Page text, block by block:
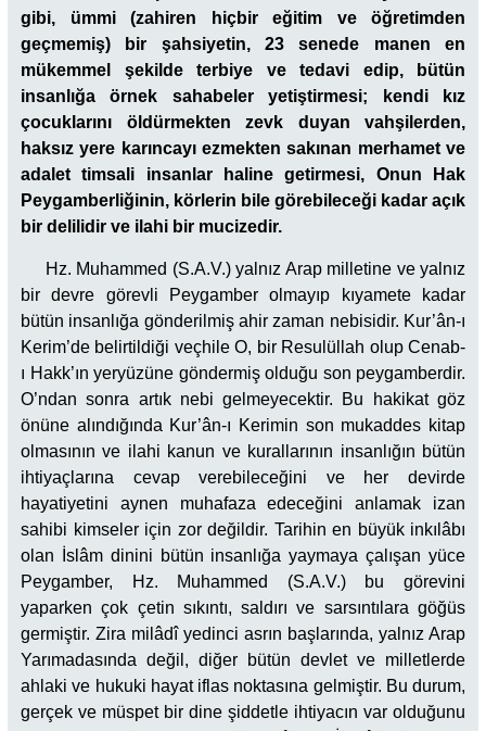
gibi, ümmi (zahiren hiçbir eğitim ve öğretimden
geçmemiş) bir şahsiyetin, 23 senede manen en
mükemmel şekilde terbiye ve tedavi edip, bütün
insanlığa örnek sahabeler yetiştirmesi; kendi kız
çocuklarını öldürmekten zevk duyan vahşilerden,
haksız yere karıncayı ezmekten sakınan merhamet ve
adalet timsali insanlar haline getirmesi, Onun Hak
Peygamberliğinin, körlerin bile görebileceği kadar açık
bir delilidir ve ilahi bir mucizedir.
Hz. Muhammed (S.A.V.) yalnız Arap milletine ve yalnız
bir devre görevli Peygamber olmayıp kıyamete kadar
bütün insanlığa gönderilmiş ahir zaman nebisidir. Kur’ân-ı
Kerim’de belirtildiği veçhile O, bir Resulüllah olup Cenab-
ı Hakk’ın yeryüzüne göndermiş olduğu son peygamberdir.
O’ndan sonra artık nebi gelmeyecektir. Bu hakikat göz
önüne alındığında Kur’ân-ı Kerimin son mukaddes kitap
olmasının ve ilahi kanun ve kurallarının insanlığın bütün
ihtiyaçlarına cevap verebileceğini ve her devirde
hayatiyetini aynen muhafaza edeceğini anlamak izan
sahibi kimseler için zor değildir. Tarihin en büyük inkılâbı
olan İslâm dinini bütün insanlığa yaymaya çalışan yüce
Peygamber, Hz. Muhammed (S.A.V.) bu görevini
yaparken çok çetin sıkıntı, saldırı ve sarsıntılara göğüs
germiştir. Zira milâdî yedinci asrın başlarında, yalnız Arap
Yarımadasında değil, diğer bütün devlet ve milletlerde
ahlaki ve hukuki hayat iflas noktasına gelmiştir. Bu durum,
gerçek ve müspet bir dine şiddetle ihtiyacın var olduğunu